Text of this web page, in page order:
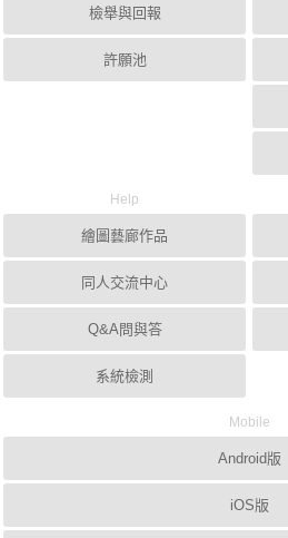
檢舉與回報
許願池
Help
繪圖藝廊作品
同人交流中心
Q&A問與答
系統檢測
Mobile
Android版
iOS版